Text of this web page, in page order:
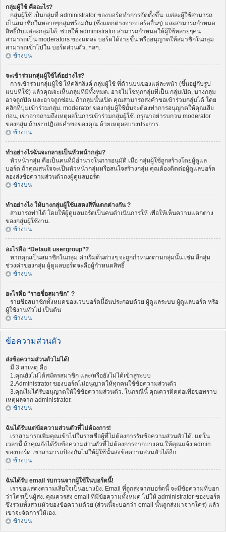
กลุ่มผู้ใช้ คืออะไร?
กลุ่มผู้ใช้ เป็นกลุ่มที่ administrator ของบอร์ดทำการจัดตั้งขึ้น. แต่ละผู้ใช้สามารถ
เป็นสมาชิกในหลายๆกลุ่มพร้อมกัน (ซึ่งแตกต่างจากบอร์ดอื่นๆ) และสามารถกำหนด
สิทธิ์กับแต่ละกลุ่มได้. ช่วยให้ administrator สามารถกำหนดให้ผู้ใช้หลายๆคน
สามารถเป็น moderators ของแต่ละ บอร์ดได้ง่ายขึ้น หรืออนุญาตให้สมาชิกในกลุ่ม
สามารถเข้าไปใน บอร์ดส่วนตัว, ฯลฯ.
ข้างบน
จะเข้าร่วมกลุ่มผู้ใช้ได้อย่างไร?
การเข้าร่วมกลุ่มผู้ใช้ ให้คลิกลิงค์ กลุ่มผู้ใช้ ที่ด้านบนของแต่ละหน้า (ขึ้นอยู่กับรูป
แบบที่ใช้) แล้วคุณจะเห็นกลุ่มที่มีทั้งหมด. อาจไม่ใช่ทุกกลุ่มที่เป็น กลุ่มเปิด, บางกลุ่ม
อาจถูกปิด และอาจถูกซ่อน. ถ้ากลุ่มนั้นเปิด คุณสามารถส่งคำขอเข้าร่วมกลุ่มได้ โดย
คลิกที่ปุ่มเข้าร่วมกลุ่ม. moderator ของกลุ่มผู้ใช้นั้นจะต้องทำการอนุญาตให้คุณเสีย
ก่อน, เขาอาจถามถึงเหตุผลในการเข้าร่วมกลุ่มผู้ใช้. กรุณาอย่ารบกวน moderator
ของกลุ่ม ถ้าเขาปฏิเสธคำขอของคุณ ด้วยเหตุผลบางประการ.
ข้างบน
ทำอย่างไรฉันจะกลายเป็นหัวหน้ากลุ่ม?
หัวหน้ากลุ่ม คือเป็นคนที่มีอำนาจในการอนุมัติ เมื่อ กลุ่มผู้ใช้ถูกสร้างโดยผู้ดูแล
บอร์ด ถ้าคุณสนใจจะเป็นหัวหน้ากลุ่มหรือสนใจสร้างกลุ่ม คุณต้องติดต่อผู้ดูแลบอร์ด
ลองส่งข้อความส่วนตัวถงผู้ดูแลบอร์ด
ข้างบน
ทำอย่างไง ให้บางกลุ่มผู้ใช้แสดงสีที่แตกต่างกัน ?
สามารถทำได้ โดยให้ผู้ดูแลบอร์ดเป็นคนดำเนินการให้ เพื่อให้เห็นความแตกต่าง
ของกลุ่มผู้ใช้งาน.
ข้างบน
อะไรคือ “Default usergroup”?
หากคุณเป็นสมาชิกในกลุ่ม ค่าเริ่มต้นต่างๆ จะถูกกำหนดตามกลุ่มนั้น เช่น สีกลุ่ม
ช่วงค่าของกลุ่ม ผู้ดูแลบอร์ดจะคือผู้กำหนดสิทธิ์
ข้างบน
อะไรคือ “รายชื่อสมาชิก” ?
รายชื่อสมาชิกทั้งหมดของเวบบอร์ดนี้อันประกอบด้วย ผู้ดูแลระบบ ผู้ดูแลบอร์ด หรือ
ผู้ใช้งานทั่วไป เป็นต้น
ข้างบน
ข้อความส่วนตัว
ส่งข้อความส่วนตัวไม่ได้!
มี 3 สาเหตุ คือ
1.คุณยังไม่ได้สมัครสมาชิก และ/หรือยังไม่ได้เข้าสู่ระบบ
2.Administrator ของบอร์ดไม่อนุญาตให้ทุกคนใช้ข้อความส่วนตัว
3.คุณไม่ได้รับอนุญาตให้ใช้ข้อความส่วนตัว. ในกรณีนี้ คุณควรติดต่อเพื่อขอทราบ
เหตุผลจาก administrator.
ข้างบน
ฉันได้รับแต่ข้อความส่วนตัวที่ไม่ต้องการ!
เราสามารถเพิ่มคุณเข้าไปในรายชื่อผู้ที่ไม่ต้องการรับข้อความส่วนตัวได้. แต่ใน
เวลานี้ ถ้าคุณยังได้รับข้อความส่วนตัวที่ไม่ต้องการจากบางคน ให้คุณแจ้ง admin
ของบอร์ด เขาสามารถป้องกันไม่ให้ผู้ใช้นั้นส่งข้อความส่วนตัวได้อีก.
ข้างบน
ฉันได้รับ email รบกวนจากผู้ใช้ในบอร์ดนี้!
เราขอแสดงความเสียใจเป็นอย่างยิ่ง. Email ที่ถูกส่งจากบอร์ดนี้ จะมีข้อความที่บอก
ว่าใครเป็นผู้ส่ง. คุณควรส่ง email ที่มีข้อความทั้งหมด ไปให้ administrator ของบอร์ด
ซึ่งรวมทั้งส่วนหัวของข้อความด้วย (ส่วนนี้จะบอกว่า email นั้นถูกส่งมาจากใคร) แล้ว
เขาจะจัดการให้เอง.
ข้างบน